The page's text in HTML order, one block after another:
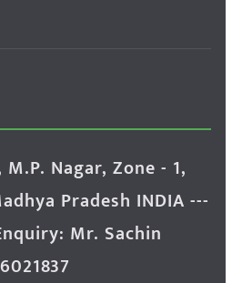
Nagar, Zone - 1,
Pradesh INDIA ---
Mr. Sachin